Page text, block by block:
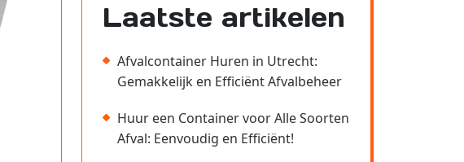
Laatste artikelen
Afvalcontainer Huren in Utrecht:
Gemakkelijk en Efficiënt Afvalbeheer
Huur een Container voor Alle Soorten
Afval: Eenvoudig en Efficiënt!